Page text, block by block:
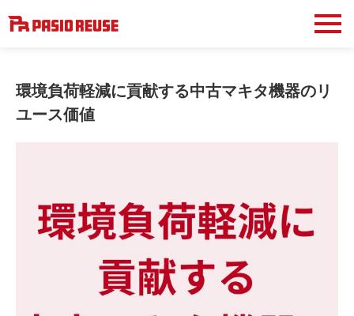
環境負荷軽減に貢献する中古マキタ機器のリ
ユース価値